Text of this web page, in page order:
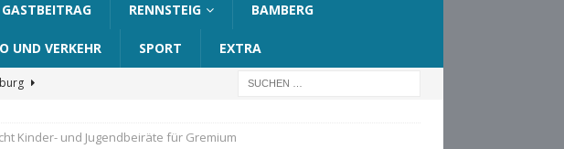
RENNSTEIG BAMBERG
UND VERKEHR SPORT EXTRA
Kinder- und Jugendbeiräte für Gremium